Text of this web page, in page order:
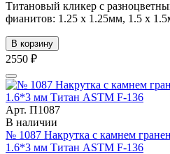
Титановый кликер с
фианитов: 1.25 х 1.25мм, 1.5 х
В корзину
2550 ₽
Арт. П1087
В наличии
№ 1087 Накрутка с камнем
1.6*3 мм Титан ASTM F-136